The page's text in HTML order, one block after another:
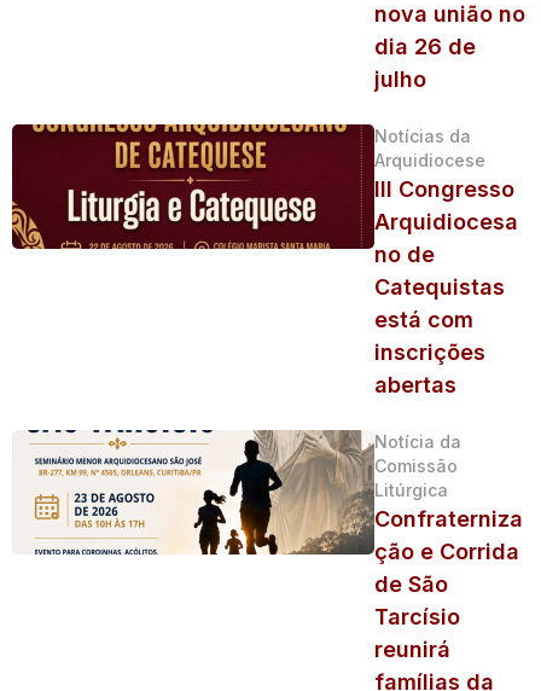
nova união no
dia 26 de
julho
Notícias da
Arquidiocese
III Congresso
Arquidiocesa
no de
Catequistas
está com
inscrições
abertas
Notícia da
Comissão
Litúrgica
Confraterniza
ção e Corrida
de São
Tarcísio
reunirá
famílias da